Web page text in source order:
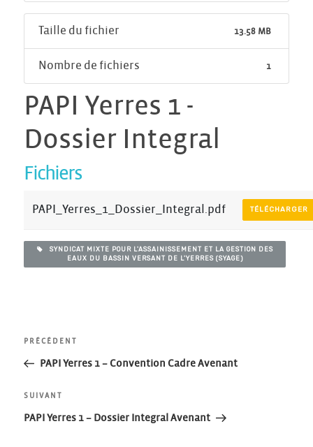
Taille du fichier 13.58 MB
Nombre de fichiers 1
PAPI Yerres 1 -
Dossier Integral
Fichiers
PAPI_Yerres_1_Dossier_Integral.pdf TÉLÉCHARGER
SYNDICAT MIXTE POUR L'ASSAINISSEMENT ET LA GESTION DES
EAUX DU BASSIN VERSANT DE L'YERRES (SYAGE)
Navigation
l’article
Article
précédent
PRÉCÉDENT
PAPI Yerres 1 – Convention Cadre Avenant
Article
suivant
SUIVANT
PAPI Yerres 1 – Dossier Integral Avenant